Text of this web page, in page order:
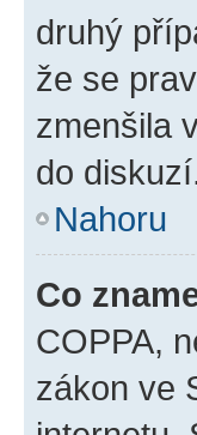
druhý
že se
zmenšila
do
Nahoru
Co
COPPA,
zákon ve